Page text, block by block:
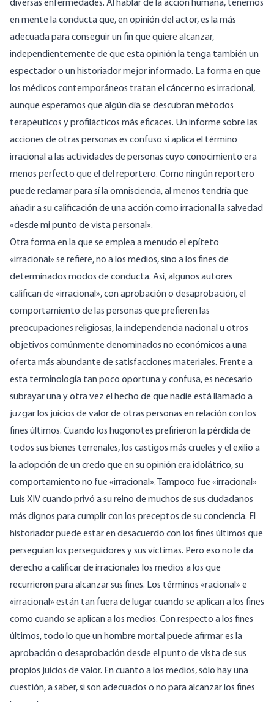
diversas enfermedades. Al hablar de la acción humana, tenemos
en mente la conducta que, en opinión del actor, es la más
adecuada para conseguir un fin que quiere alcanzar,
independientemente de que esta opinión la tenga también un
espectador o un historiador mejor informado. La forma en que
los médicos contemporáneos tratan el cáncer no es irracional,
aunque esperamos que algún día se descubran métodos
terapéuticos y profilácticos más eficaces. Un informe sobre las
acciones de otras personas es confuso si aplica el término
irracional a las actividades de personas cuyo conocimiento era
menos perfecto que el del reportero. Como ningún reportero
puede reclamar para sí la omnisciencia, al menos tendría que
añadir a su calificación de una acción como irracional la salvedad
«desde mi punto de vista personal».
Otra forma en la que se emplea a menudo el epíteto
«irracional» se refiere, no a los medios, sino a los fines de
determinados modos de conducta. Así, algunos autores
califican de «irracional», con aprobación o desaprobación, el
comportamiento de las personas que prefieren las
preocupaciones religiosas, la independencia nacional u otros
objetivos comúnmente denominados no económicos a una
oferta más abundante de satisfacciones materiales. Frente a
esta terminología tan poco oportuna y confusa, es necesario
subrayar una y otra vez el hecho de que nadie está llamado a
juzgar los juicios de valor de otras personas en relación con los
fines últimos. Cuando los hugonotes prefirieron la pérdida de
todos sus bienes terrenales, los castigos más crueles y el exilio a
la adopción de un credo que en su opinión era idolátrico, su
comportamiento no fue «irracional». Tampoco fue «irracional»
Luis XIV cuando privó a su reino de muchos de sus ciudadanos
más dignos para cumplir con los preceptos de su conciencia. El
historiador puede estar en desacuerdo con los fines últimos que
perseguían los perseguidores y sus víctimas. Pero eso no le da
derecho a calificar de irracionales los medios a los que
recurrieron para alcanzar sus fines. Los términos «racional» e
«irracional» están tan fuera de lugar cuando se aplican a los fines
como cuando se aplican a los medios. Con respecto a los fines
últimos, todo lo que un hombre mortal puede afirmar es la
aprobación o desaprobación desde el punto de vista de sus
propios juicios de valor. En cuanto a los medios, sólo hay una
cuestión, a saber, si son adecuados o no para alcanzar los fines